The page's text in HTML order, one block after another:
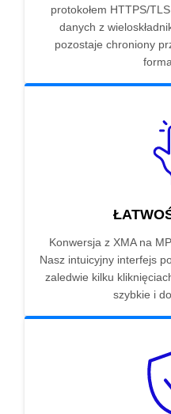
protokołem HTTPS/
danych z
pozostaje chroniony
Konwersja z XMA na
Nasz intuicyjny interfejs
zaledwie kilku
szybkie i